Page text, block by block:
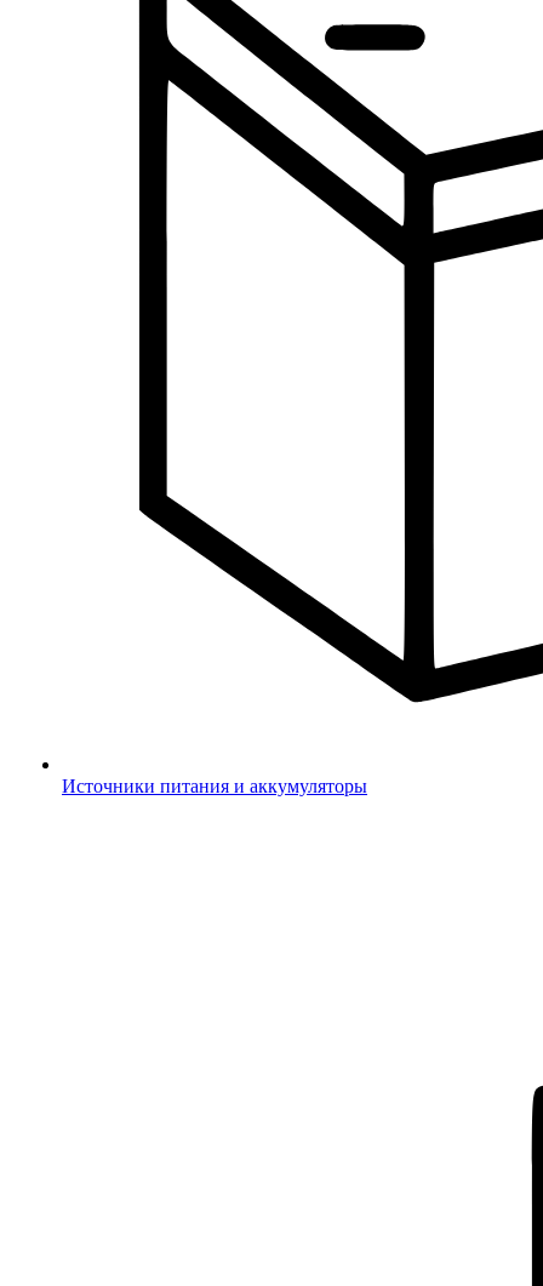
Источники питания и аккумуляторы